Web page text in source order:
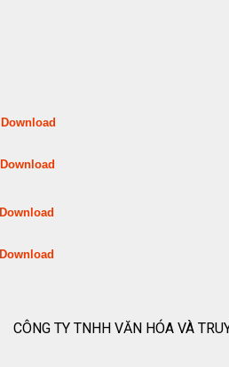
Download
Download
Download
Download
CÔNG TY TNHH VĂN HÓA VÀ